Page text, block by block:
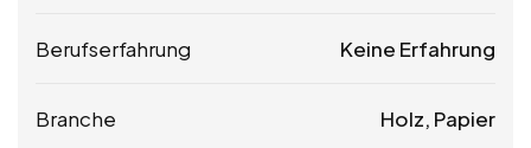
Berufserfahrung Keine Erfahrung
Branche Holz, Papier